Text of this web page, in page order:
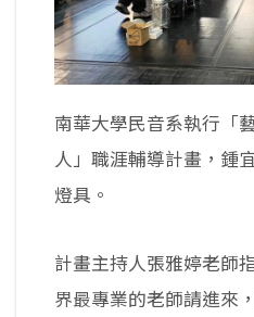
南華大學民音系執行「
人」職涯輔導計畫，鍾
燈具。
計畫主持人張雅婷老師
界最專業的老師請進來